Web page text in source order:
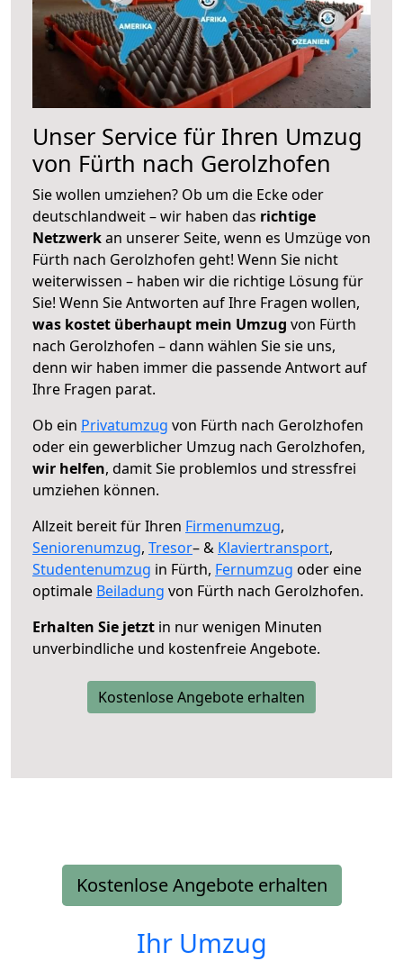
Unser Service für Ihren Umzug
von Fürth nach Gerolzhofen
Sie wollen umziehen? Ob um die Ecke oder
deutschlandweit – wir haben das richtige
Netzwerkan unserer Seite, wenn es Umzüge von
Fürth nach Gerolzhofen geht! Wenn Sie nicht
weiterwissen – haben wir die richtige Lösung für
Sie! Wenn Sie Antworten auf Ihre Fragen wollen,
was kostet überhaupt mein Umzug von Fürth
nach Gerolzhofen – dann wählen Sie sie uns,
denn wir haben immer die passende Antwort auf
Ihre Fragen parat.
Ob ein Privatumzug von Fürth nach Gerolzhofen
oder ein gewerblicher Umzug nach Gerolzhofen,
wir helfen, damit Sie problemlos und stressfrei
umziehen können.
Allzeit bereit für Ihren Firmenumzug,
Seniorenumzug, Tresor– & Klaviertransport,
Studentenumzug in Fürth, Fernumzug oder eine
optimale Beiladung von Fürth nach Gerolzhofen.
Erhalten Sie jetzt in nur wenigen Minuten
unverbindliche und kostenfreie Angebote.
Kostenlose Angebote erhalten
Kostenlose Angebote erhalten
Ihr Umzug